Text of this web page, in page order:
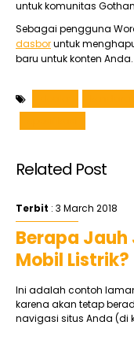
untuk komunitas
Sebagai pengguna
dasboruntuk
baru untuk konten
Related Post
Terbit : 3 March 2018
Berapa
Mobil Listrik?
Ini adalah contoh
karena akan tetap
navigasi situs Anda (di